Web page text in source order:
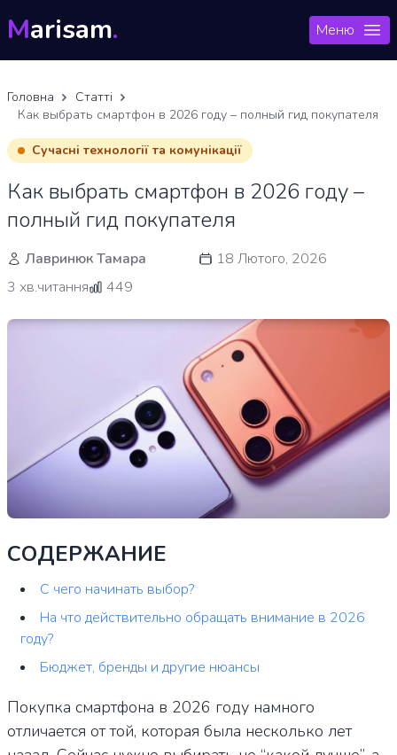
Marisam. Меню
Головна
Статті
Как выбрать смартфон в 2026 году – полный гид покупателя
Сучасні технології та комунікації
Как выбрать смартфон в 2026 году –
полный гид покупателя
Лавринюк Тамара
18 Лютого, 2026
3 хв.читання
449
СОДЕРЖАНИЕ
С чего начинать выбор?
На что действительно обращать внимание в 2026
году?
Бюджет, бренды и другие нюансы
Покупка смартфона в 2026 году намного
отличается от той, которая была несколько лет